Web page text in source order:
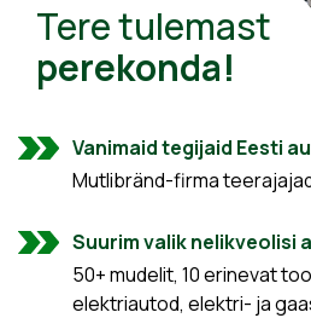
Tere tulemast
perekonda!
Vanimaid tegijaid Eesti
Mutlibränd-firma
Suurim valik nelikveolisi
50+ mudelit, 10 erinevat
elektriautod, elektri- ja